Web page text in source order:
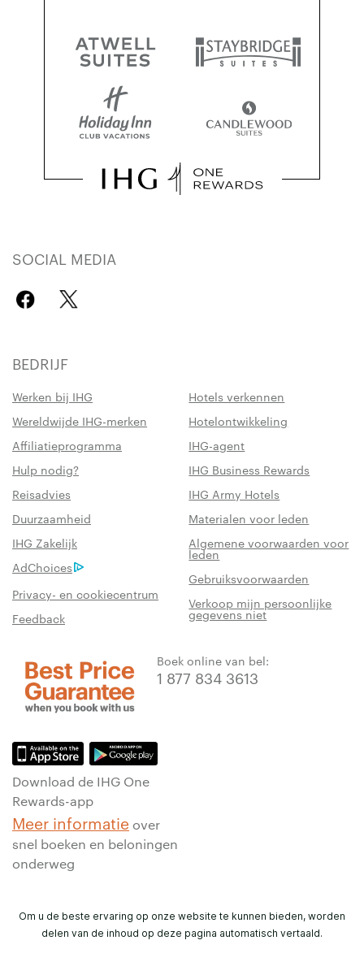
SOCIAL MEDIA
BEDRIJF
Werken bij IHG
Hotels verkennen
Wereldwijde IHG-merken
Hotelontwikkeling
Affiliatieprogramma
IHG-agent
Hulp nodig?
IHG Business Rewards
Reisadvies
IHG Army Hotels
Duurzaamheid
Materialen voor leden
IHG Zakelijk
Algemene voorwaarden voor
leden
AdChoices
Gebruiksvoorwaarden
Privacy- en cookiecentrum
Verkoop mijn persoonlijke
gegevens niet
Feedback
Boek online van bel:
1 877 834 3613
Download de IHG One
Rewards-app
Meer informatie over
snel boeken en beloningen
onderweg
Om u de beste ervaring op onze website te kunnen bieden, worden
delen van de inhoud op deze pagina automatisch vertaald.